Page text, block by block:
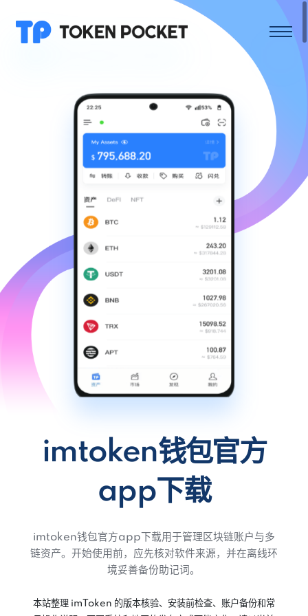
imtoken钱包官方
app下载
imtoken钱包官方app下载用于管理区块链账户与多
链资产。开始使用前，应先核对软件来源，并在离线环
境妥善备份助记词。
本站整理 imToken 的版本核验、安装前检查、账户备份和常